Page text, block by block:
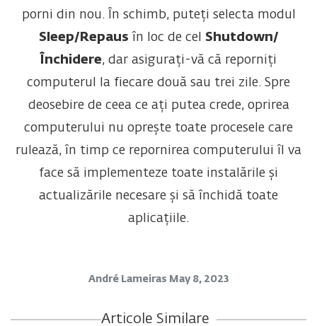
porni din nou. În schimb, puteți selecta modul
Sleep/Repaus în loc de cel Shutdown/
Închidere, dar asigurați-vă că reporniți
computerul la fiecare două sau trei zile. Spre
deosebire de ceea ce ați putea crede, oprirea
computerului nu oprește toate procesele care
rulează, în timp ce repornirea computerului îl va
face să implementeze toate instalările și
actualizările necesare și să închidă toate
aplicațiile.
André Lameiras May 8, 2023
Articole Similare